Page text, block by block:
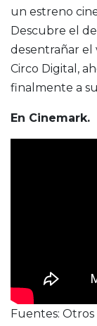
un estreno
Descubre el
desentrañar el
Circo Digital,
finalmente a
En Cinemark.
Fuentes: Otros